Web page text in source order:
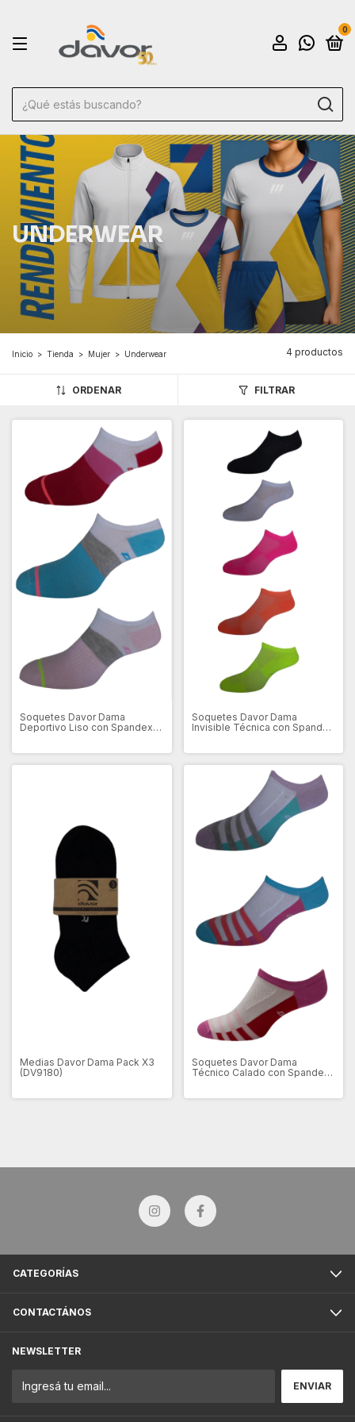
0
UNDERWEAR
Inicio > Tienda > Mujer > Underwear 4 productos
ORDENAR FILTRAR
Soquetes Davor Dama
Deportivo Liso con Spandex
Soquetes Davor Dama
Invisible Técnica con Spandex
Medias Davor Dama Pack X3
(DV9180)
Soquetes Davor Dama
Técnico Calado con Spandex
CATEGORÍAS
CONTACTÁNOS
NEWSLETTER